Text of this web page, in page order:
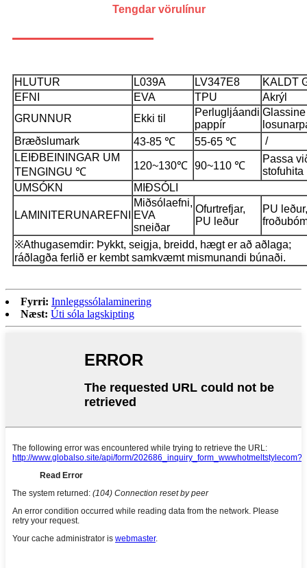
Tengdar vörulínur
HLUTUR L039A LV347E8
KALDT
EFNI
EVA TPU
Akrýl
GRUNNUR
Ekki til
Perlugljáandi
pappír
Glassine
Bræðslumark
43-85 ℃ 55-65 ℃
/
LEIÐBEININGAR UM
TENGINGU ℃
120~130℃ 90~110 ℃
Passa
stofuhita
UMSÓKN
MIÐSÓLI
LAMINITERUNAREFNI
Miðsólaefni,
EVA
sneiðar
Ofurtrefjar,
PU leður
PU leður,
※Athugasemdir: Þykkt, seigja, breidd, hægt er að aðlaga;
ráðlagða ferlið er kembt samkvæmt mismunandi búnaði.
Fyrri: Innleggssólalaminering
Næst: Úti sóla lagskipting